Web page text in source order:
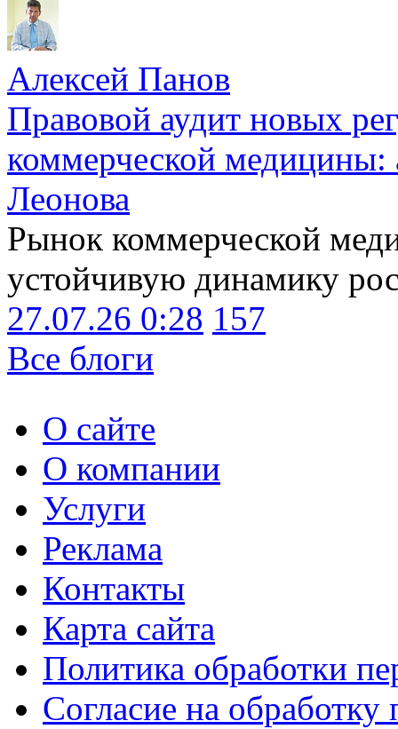
Алексей Панов
Правовой аудит новых
коммерческой медицины:
Леонова
Рынок коммерческой
устойчивую динамику
27.07.26 0:28 157
Все блоги
О сайте
О компании
Услуги
Реклама
Контакты
Карта сайта
Политика обработки
Согласие на